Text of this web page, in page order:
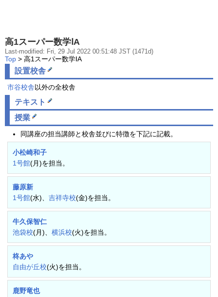
高1スーパー数学ⅠA
Last-modified: Fri, 29 Jul 2022 00:51:48 JST (1471d)
Top > 高1スーパー数学ⅠA
設置校舎
市谷校舎以外の全校舎
テキスト
授業
同講座の担当講師と校舎並びに特徴を下記に記載。
小松崎和子
1号館(月)を担当。
藤原新
1号館(水)、 吉祥寺校(金)を担当。
牛久保智仁
池袋校(月)、 横浜校(火)を担当。
柊あや
自由が丘校(火)を担当。
鹿野竜也